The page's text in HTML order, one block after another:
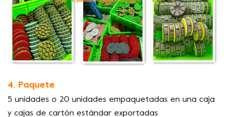
4. Paquete
5 unidades o 20 unidades empaquetadas en una caja
y cajas de cartón estándar exportadas